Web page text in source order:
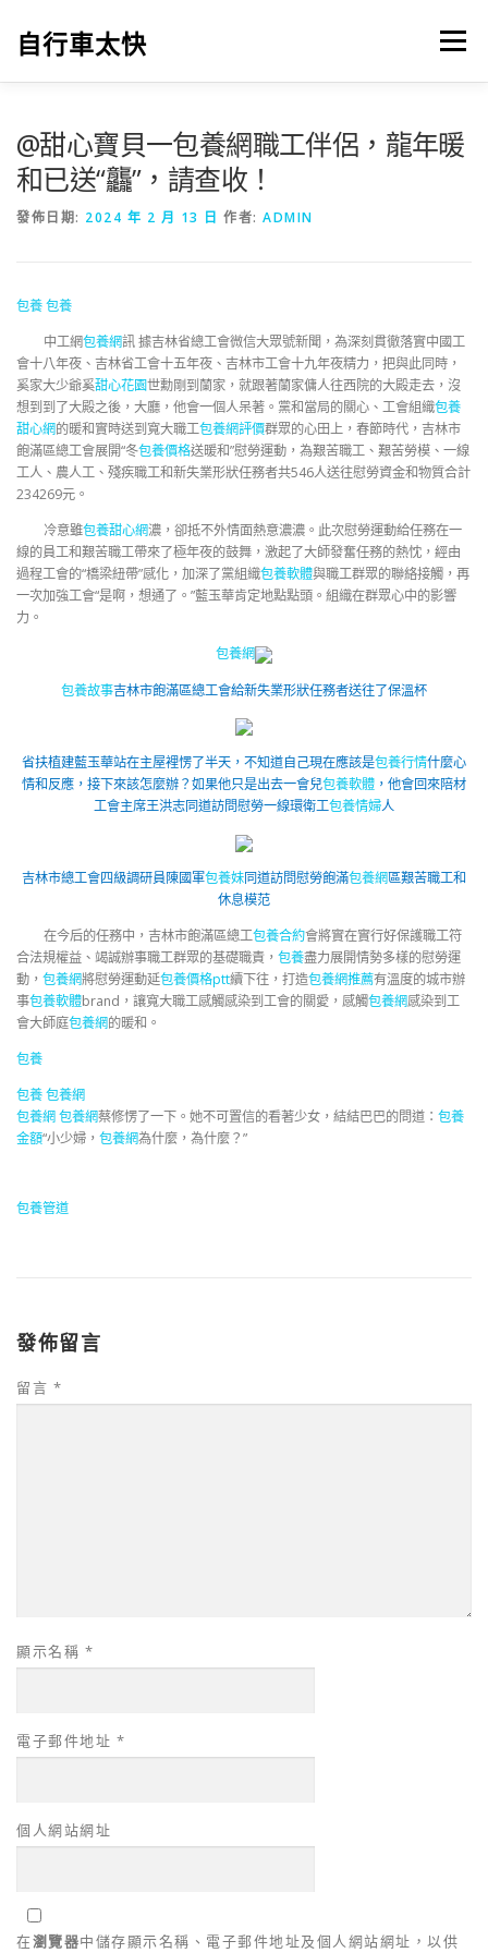
自行車太快 選單
@甜心寶貝一包養網職工伴侶，龍年暖
和已送“龘”，請查收！
發佈日期: 2024 年 2 月 13 日 作者: ADMIN
包養包養
中工網包養網訊 據吉林省總工會微信大眾號新聞，為深刻貫徹落實中國工
會十八年夜、吉林省工會十五年夜、吉林市工會十九年夜精力，把與此同時，
奚家大少爺奚甜心花園世勳剛到蘭家，就跟著蘭家傭人往西院的大殿走去，沒
想到到了大殿之後，大廳，他會一個人呆著。黨和當局的關心、工會組織包養
甜心網的暖和實時送到寬大職工包養網評價群眾的心田上，春節時代，吉林市
飽滿區總工會展開“冬包養價格送暖和”慰勞運動，為艱苦職工、艱苦勞模、一線
工人、農人工、殘疾職工和新失業形狀任務者共546人送往慰勞資金和物質合計
234269元。
冷意雖包養甜心網濃，卻抵不外情面熱意濃濃。此次慰勞運動給任務在一
線的員工和艱苦職工帶來了極年夜的鼓舞，激起了大師發奮任務的熱忱，經由
過程工會的“橋梁紐帶”感化，加深了黨組織包養軟體與職工群眾的聯絡接觸，再
一次加強工會“是啊，想通了。”藍玉華肯定地點點頭。組織在群眾心中的影響
力。
包養網
包養故事吉林市飽滿區總工會給新失業形狀任務者送往了保溫杯
省扶植建藍玉華站在主屋裡愣了半天，不知道自己現在應該是包養行情什麼心
情和反應，接下來該怎麼辦？如果他只是出去一會兒包養軟體 ，他會回來陪材
工會主席王洪志同道訪問慰勞一線環衛工包養情婦人
吉林市總工會四級調研員陳國軍包養妹同道訪問慰勞飽滿包養網區艱苦職工和
休息模范
在今后的任務中，吉林市飽滿區總工包養合約會將實在實行好保護職工符
合法規權益、竭誠辦事職工群眾的基礎職責， 包養盡力展開情勢多樣的慰勞運
動， 包養網將慰勞運動延包養價格ptt續下往，打造包養網推薦有溫度的城市辦
事包養軟體brand，讓寬大職工感觸感染到工會的關愛，感觸包養網感染到工
會大師庭包養網的暖和。
包養
包養包養網
包養網包養網蔡修愣了一下。她不可置信的看著少女，結結巴巴的問道： 包養
金額“小少婦， 包養網為什麼，為什麼？”
包養管道
發佈留言
留言 *
顯示名稱 *
電子郵件地址 *
個人網站網址
在瀏覽器中儲存顯示名稱、電子郵件地址及個人網站網址，以供